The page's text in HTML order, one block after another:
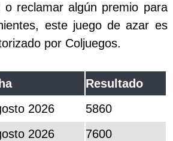
reclamar algún premio para
este juego de azar es
por Coljuegos.
Resultado
2026
5860
2026
7600